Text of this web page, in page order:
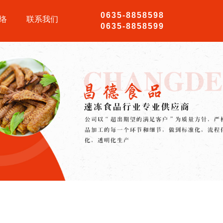
联系我们
0635-8858598
0635-8858599